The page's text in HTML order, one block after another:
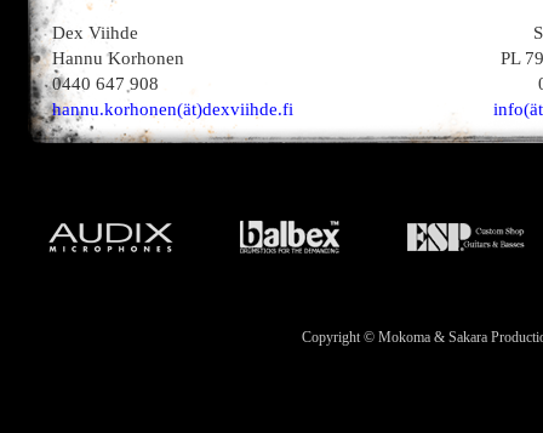
Dex Viihde
Hannu Korhonen
0440 647 908
hannu.korhonen(ät)dexviihde.fi
PL
Copyright © Mokoma & Sakara